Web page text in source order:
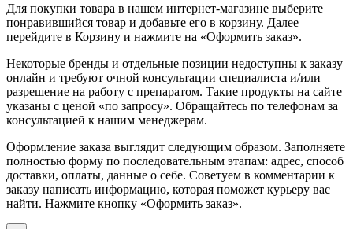
Для покупки товара в нашем интернет-магазине выберите
понравившийся товар и добавьте его в корзину. Далее
перейдите в Корзину и нажмите на «Оформить заказ».
Некоторые бренды и отдельные позиции недоступны к заказу
онлайн и требуют очной консультации специалиста и/или
разрешение на работу с препаратом. Такие продукты на сайте
указаны с ценой «по запросу». Обращайтесь по телефонам за
консультацией к нашим менеджерам.
Оформление заказа выглядит следующим образом. Заполняете
полностью форму по последовательным этапам: адрес, способ
доставки, оплаты, данные о себе. Советуем в комментарии к
заказу написать информацию, которая поможет курьеру вас
найти. Нажмите кнопку «Оформить заказ».